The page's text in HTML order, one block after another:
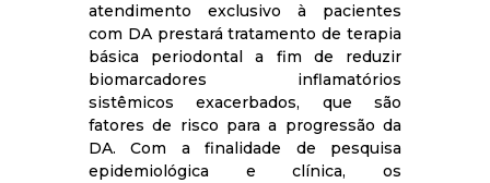
atendimento exclusivo à pacientes
com DA prestará tratamento de terapia
básica periodontal a fim de reduzir
biomarcadores inflamatórios
sistêmicos exacerbados, que são
fatores de risco para a progressão da
DA. Com a finalidade de pesquisa
epidemiológica e clínica, os